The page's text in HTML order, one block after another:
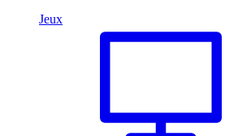
Jeux